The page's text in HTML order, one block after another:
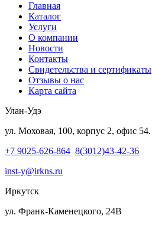
Главная
Каталог
Услуги
О компании
Новости
Контакты
Свидетельства и сертификаты
Отзывы о нас
Карта сайта
Улан-Удэ
ул. Моховая, 100, корпус 2, офис 54.
+7 9025-626-864 8(3012)43-42-36
inst-y@irkns.ru
Иркутск
ул. Франк-Каменецкого, 24В